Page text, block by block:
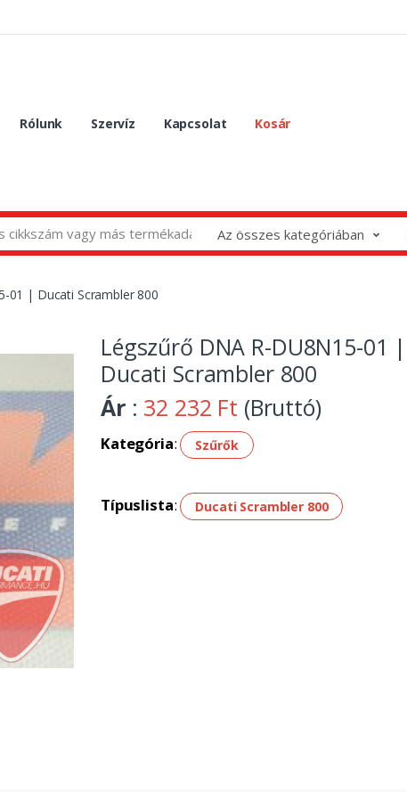
Rólunk Szervíz Kapcsolat Kosár
Az összes kategóriában
01 | Ducati Scrambler 800
Légszűrő DNA R-DU8N15-01 |
Ducati Scrambler 800
Ár : 32 232 Ft (Bruttó)
Kategória: Szűrők
Típuslista: Ducati Scrambler 800